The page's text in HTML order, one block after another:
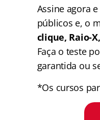
Assine agora
públicos e, o
clique, Raio-
Faça o teste
garantida ou
*Os cursos